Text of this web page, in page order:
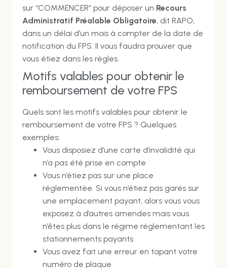
sur “COMMENCER” pour déposer un Recours
Administratif Préalable Obligatoire, dit RAPO,
dans un délai d’un mois à compter de la date de
notification du FPS. Il vous faudra prouver que
vous étiez dans les règles.
Motifs valables pour obtenir le
remboursement de votre FPS
Quels sont les motifs valables pour obtenir le
remboursement de votre FPS ? Quelques
exemples:
Vous disposiez d’une carte d’invalidité qui
n’a pas été prise en compte
Vous n’étiez pas sur une place
réglementée. Si vous n’étiez pas garés sur
une emplacement payant, alors vous vous
exposez à d’autres amendes mais vous
n’êtes plus dans le régime réglementant les
stationnements payants
Vous avez fait une erreur en tapant votre
numéro de plaque